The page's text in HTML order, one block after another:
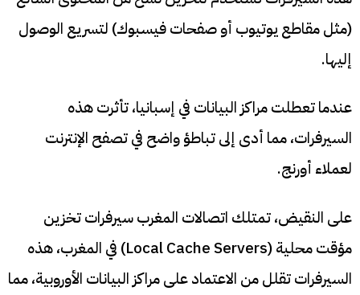
(مثل مقاطع يوتيوب أو صفحات فيسبوك) لتسريع الوصول
إليها.
عندما تعطلت مراكز البيانات في إسبانيا، تأثرت هذه
السيرفرات، مما أدى إلى تباطؤ واضح في تصفح الإنترنت
لعملاء أورنج.
على النقيض، تمتلك اتصالات المغرب سيرفرات تخزين
مؤقت محلية (Local Cache Servers) في المغرب، هذه
السيرفرات تقلل من الاعتماد على مراكز البيانات الأوروبية، مما